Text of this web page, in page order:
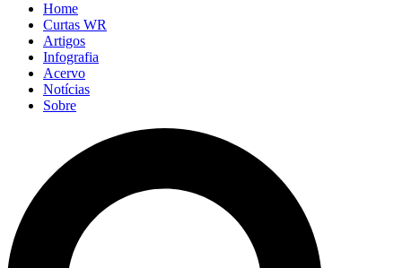
Home
Curtas WR
Artigos
Infografia
Acervo
Notícias
Sobre